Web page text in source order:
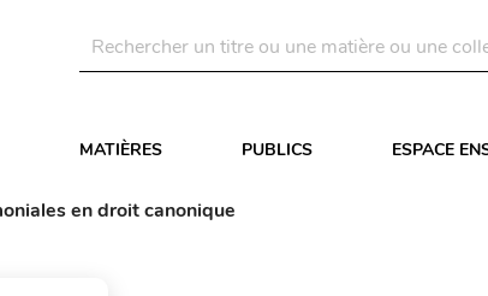
MATIÈRES PUBLICS ESPACE
en droit canonique